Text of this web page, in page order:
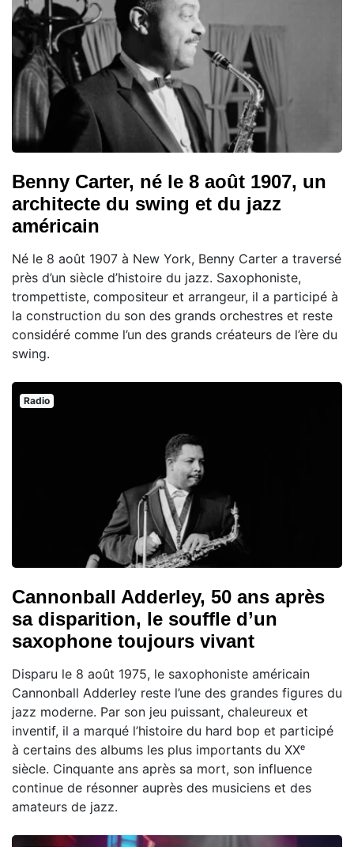
Benny Carter, né le 8 août 1907, un
architecte du swing et du jazz
américain
Né le 8 août 1907 à New York, Benny Carter a traversé
près d’un siècle d’histoire du jazz. Saxophoniste,
trompettiste, compositeur et arrangeur, il a participé à
la construction du son des grands orchestres et reste
considéré comme l’un des grands créateurs de l’ère du
swing.
Radio
Cannonball Adderley, 50 ans après
sa disparition, le souffle d’un
saxophone toujours vivant
Disparu le 8 août 1975, le saxophoniste américain
Cannonball Adderley reste l’une des grandes figures du
jazz moderne. Par son jeu puissant, chaleureux et
inventif, il a marqué l’histoire du hard bop et participé
à certains des albums les plus importants du XXᵉ
siècle. Cinquante ans après sa mort, son influence
continue de résonner auprès des musiciens et des
amateurs de jazz.